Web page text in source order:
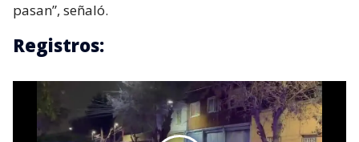
pasan”, señaló.
Registros: